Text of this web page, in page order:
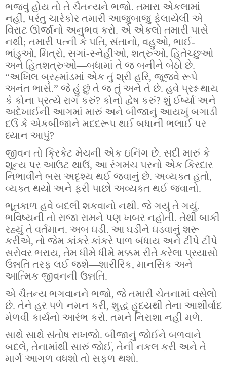
ભજવું હોય તો તે ચૈતન્યને ભજો. તમારા એકલામાં
નહીં, પરંતુ ચારેકોર તમારી આજુબાજુ ફેલાયેલી એ
વિરાટ ઊર્જાનો અનુભવ કરો. એ એકલો તમારી પાસે
નથી; તમારી પત્ની કે પતિ, સંતાનો, વહુઓ, ભાઈ-
ભાંડુઓ, મિત્રો, સગાં-સ્નેહીઓ, શત્રુઓ, હિતેચ્છુઓ
અને હિતશત્રુઓ—બધામાં તે જ બનીને બેઠો છે.
“અખિલ બ્રહ્માંડમાં એક તું શ્રી હરિ, જૂજવે રૂપે
અનંત ભાસે.” જે હું છું તે જ તું અને તે છે. હવે પ્રશ્ન થાય
કે કોના પ્રત્યે રાગ કરું? કોનો દ્વેષ કરું? શું ઈર્ષ્યા અને
અદેખાઈની આગમાં મારું અને બીજાનું આયખું બગાડી
દઉં કે એકબીજાને મદદરૂપ થઈ બધાની ભલાઈ પર
ધ્યાન આપું?
જીવન તો ક્રિકેટ મેચની એક ઇનિંગ છે. સદી મારું કે
શૂન્ય પર આઉટ થાઉં, આ રંગમંચ પરનો એક કિરદાર
નિભાવીને બસ અદૃશ્ય થઈ જવાનું છે. અવ્યક્ત હતો,
વ્યક્ત થયો અને ફરી પાછો અવ્યક્ત થઈ જવાનો.
ભૂતકાળ હવે બદલી શકવાનો નથી. જે ગયું તે ગયું.
ભવિષ્યની તો રાજા રામને પણ ખબર નહોતી. તેથી બાકી
રહ્યું તે વર્તમાન. અબ ઘડી. આ ઘડીને ઘડવાનું શરૂ
કરીએ, તો જેમ કાંકરે કાંકરે પાળ બંધાય અને ટીંપે ટીંપે
સરોવર ભરાય, તેમ ધીમે ધીમે મક્કમ રીતે કરેલા પ્રયાસો
ઉન્નતિ તરફ લઈ જશે—શારીરિક, માનસિક અને
આત્મિક જીવનની ઉન્નતિ.
એ ચૈતન્ય ભગવાનને ભજો, જે તમારી ચેતનામાં વસેલો
છે. તેને હર પળે નમન કરી, શુદ્ધ હૃદયથી તેના આશીર્વાદ
મેળવી કાર્યનો આરંભ કરો. તમને નિરાશા નહીં મળે.
સાથે સાથે સંતોષ રાખજો. બીજાનું જોઈને બળવાને
બદલે, તેનામાંથી સારું જોઈ, તેની નકલ કરી અને તે
માર્ગે આગળ વધશો તો સફળ થશો.